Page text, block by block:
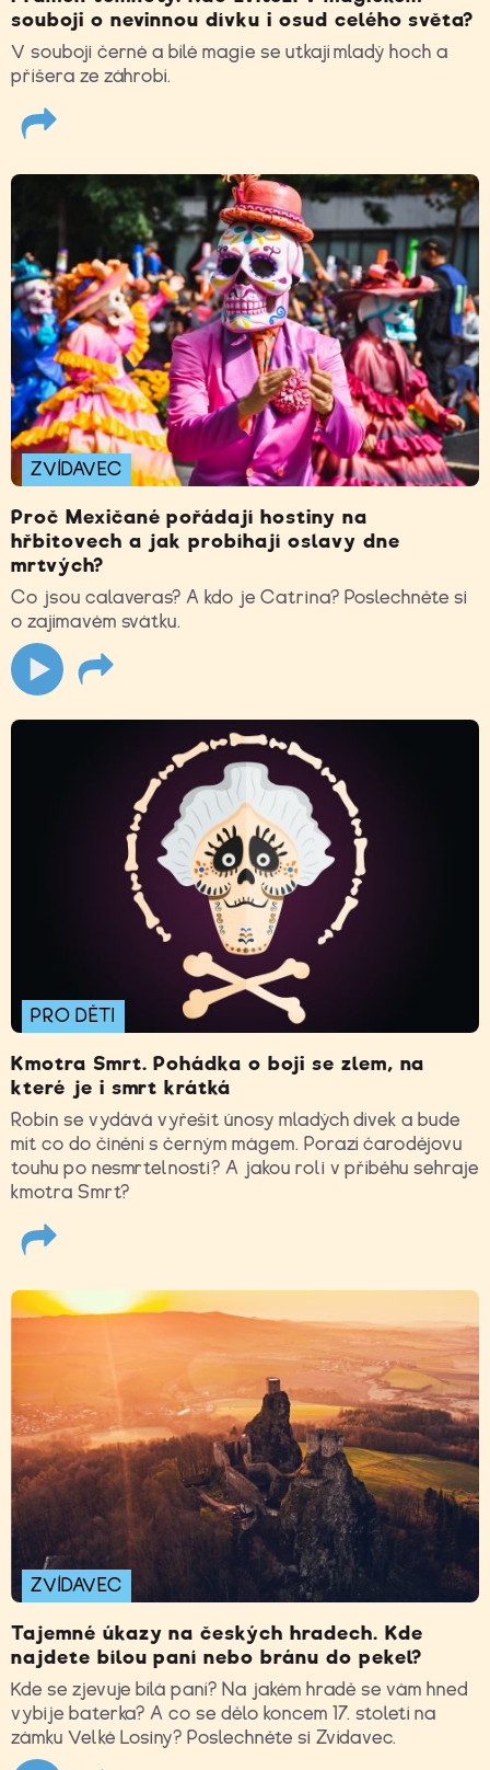
souboji o nevinnou dívku i osud celého světa?
V souboji černé a bílé magie se utkají mladý hoch a
příšera ze záhrobí.
ZVÍDAVEC
Proč Mexičané pořádají hostiny na
hřbitovech a jak probíhají oslavy dne
mrtvých?
Co jsou calaveras? A kdo je Catrina? Poslechněte si
o zajímavém svátku.
PRO DĚTI
Kmotra Smrt. Pohádka o boji se zlem, na
které je i smrt krátká
Robin se vydává vyřešit únosy mladých dívek a bude
mít co do činění s černým mágem. Porazí čarodějovu
touhu po nesmrtelnosti? A jakou roli v příběhu sehraje
kmotra Smrt?
ZVÍDAVEC
Tajemné úkazy na českých hradech. Kde
najdete bílou paní nebo bránu do pekel?
Kde se zjevuje bílá paní? Na jakém hradě se vám hned
vybije baterka? A co se dělo koncem 17. století na
zámku Velké Losiny? Poslechněte si Zvídavec.